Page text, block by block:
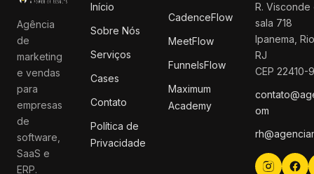
Agência
de
marketing
e vendas
para
empresas
de
software,
SaaS e
ERP.
Início
Sobre Nós
Serviços
Cases
Contato
Política de
Privacidade
CadenceFlow
MeetFlow
FunnelsFlow
Maximum
Academy
R.
sala 718
Ipanema,
RJ
CEP 22410-
om